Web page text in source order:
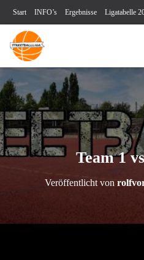
Start INFO’s Ergebnisse Ligatabelle
Team 1
Veröffentlicht von